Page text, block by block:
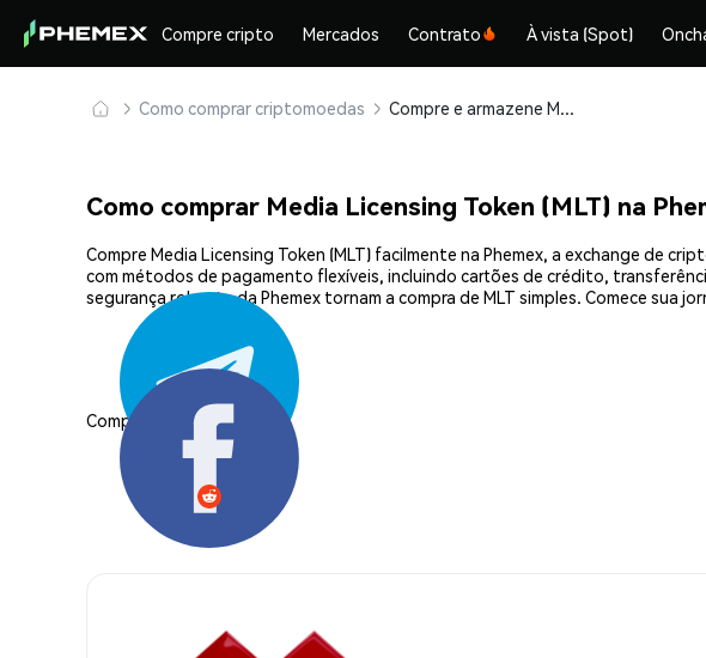
Compre cripto Mercados Contrato À vista (Spot)
Como comprar criptomoedas Compre e armazene Media Licensing Token (MLT) com segurança
Como comprar Media Licensing Token (MLT) na
Compre Media Licensing Token (MLT) facilmente na Phemex, a exchange de
com métodos de pagamento flexíveis, incluindo cartões de crédito,
segurança robusta da Phemex tornam a compra de MLT simples. Comece sua
Compartilhar: